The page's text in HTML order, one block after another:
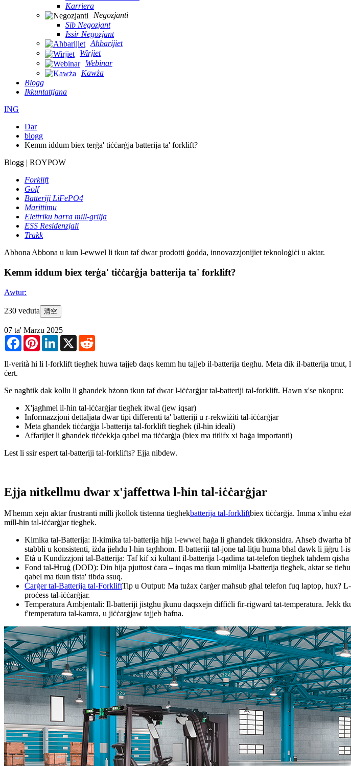
Karriera
Negozjanti
Sib Negozjant
Issir Negozjant
Aħbarijiet
Wirjiet
Webinar
Kawża
Blogg
Ikkuntattjana
ING
Dar
blogg
Kemm iddum biex terġa' tiċċarġja batterija ta' forklift?
Blogg | ROYPOW
Forklift
Golf
Batteriji LiFePO4
Marittimu
Elettriku barra mill-grilja
ESS Residenzjali
Trakk
Abbona Abbona u kun l-ewwel li tkun taf dwar prodotti ġodda, innovazzjonijiet teknoloġiċi u aktar.
Kemm iddum biex terġa' tiċċarġja batterija ta' forklift?
Awtur:
230 veduta 清空
07 ta' Marzu 2025
FacebookPinterestLinkedIn
X
Il-verità hi li l-forklift tiegħek huwa tajjeb daqs kemm hu tajjeb il-batterija tiegħu. Meta dik il-batterija
ċert.
Se nagħtik dak kollu li għandek bżonn tkun taf dwar l-iċċarġjar tal-batteriji tal-forklift. Hawn x'se nkopru:
X'jagħmel il-ħin tal-iċċarġjar tiegħek itwal (jew iqsar)
Informazzjoni dettaljata dwar tipi differenti ta' batteriji u r-rekwiżiti tal-iċċarġjar
Meta għandek tiċċarġja l-batterija tal-forklift tiegħek (il-ħin ideali)
Affarijiet li għandek tiċċekkja qabel ma tiċċarġja (biex ma titlifx xi ħaġa importanti)
Lest li ssir espert tal-batteriji tal-forklifts? Ejja nibdew.
Ejja nitkellmu dwar x'jaffettwa l-ħin tal-iċċarġjar
M'hemm xejn aktar frustranti milli jkollok tistenna tiegħekbatterija tal-forkliftbiex tiċċarġja. Imma x'inhu
mill-ħin tal-iċċarġjar tiegħek.
Kimika tal-Batterija: Il-kimika tal-batterija hija l-ewwel ħaġa li għandek tikkonsidra. Aħseb dwarha
stabbli u konsistenti, iżda jieħdu l-ħin tagħhom. Il-batteriji tal-jone tal-litju huma bħal dawk li jiġru l-
Età u Kundizzjoni tal-Batterija: Taf kif xi kultant il-batterija l-qadima tat-telefon tiegħek taħdem
Fond tal-Ħruġ (DOD): Din hija pjuttost ċara – inqas ma tkun mimlija l-batterija tiegħek, aktar se
qabel ma tkun tista' tibda ssuq.
Ċarġer tal-Batterija tal-ForkliftTip u Output: Ma tużax ċarġer maħsub għal telefon fuq laptop, hux?
proċess tal-iċċarġjar.
Temperatura Ambjentali: Il-batteriji jistgħu jkunu daqsxejn diffiċli fir-rigward tat-temperatura. Jekk
f'temperatura tal-kamra, u jiċċarġjaw tajjeb ħafna.